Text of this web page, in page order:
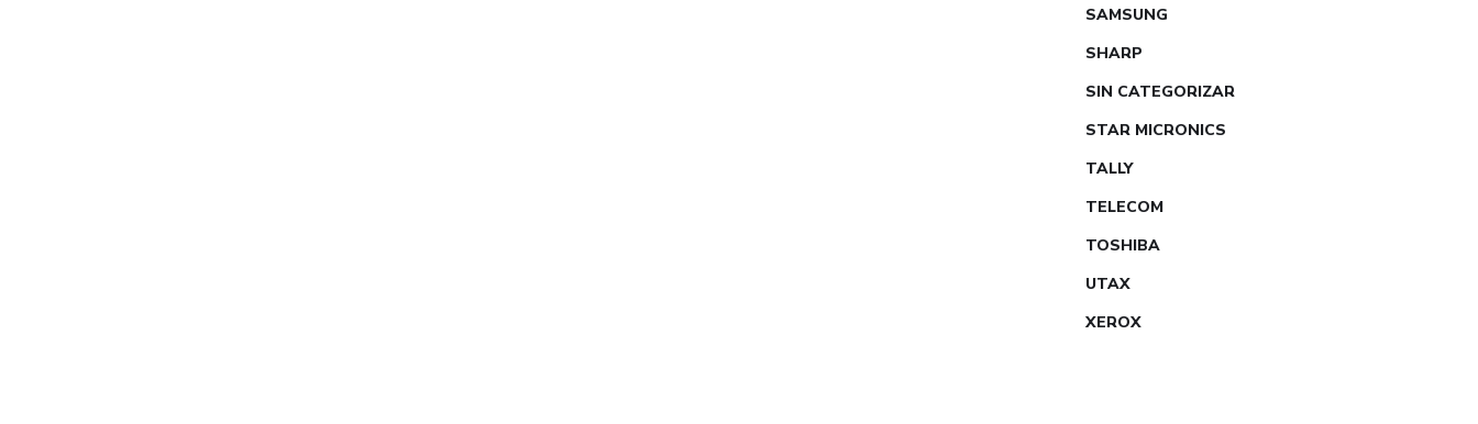
SAMSUNG
SHARP
SIN CATEGORIZAR
STAR MICRONICS
TALLY
TELECOM
TOSHIBA
UTAX
XEROX